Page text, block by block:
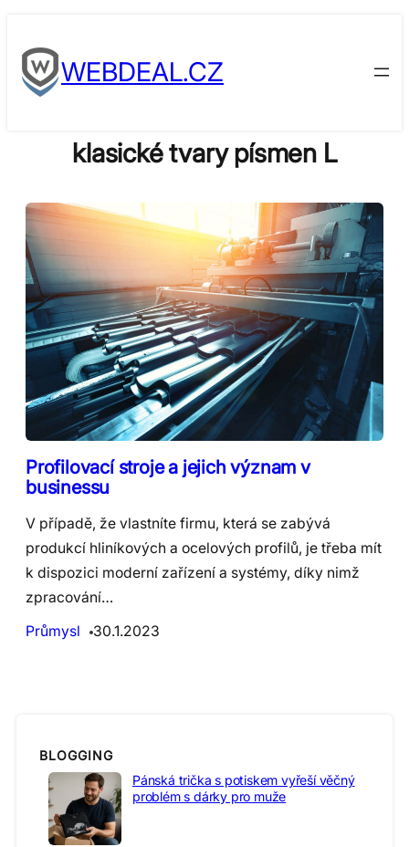
to
contentWEBDEAL.CZ
klasické tvary písmen L
Profilovací stroje a jejich význam v
businessu
V případě, že vlastníte firmu, která se zabývá
produkcí hliníkových a ocelových profilů, je třeba mít
k dispozici moderní zařízení a systémy, díky nimž
zpracování…
Průmysl
30.1.2023
BLOGGING
Pánská trička s potiskem vyřeší věčný
problém s dárky pro muže